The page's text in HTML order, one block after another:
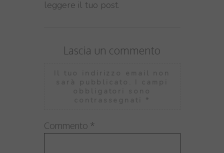
leggere il tuo post.
Lascia un commento
Commento *